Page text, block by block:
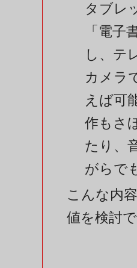
タブレ
「電
し、テ
カメラ
えば可
作もさ
たり、
がらで
こんな内
値を検討